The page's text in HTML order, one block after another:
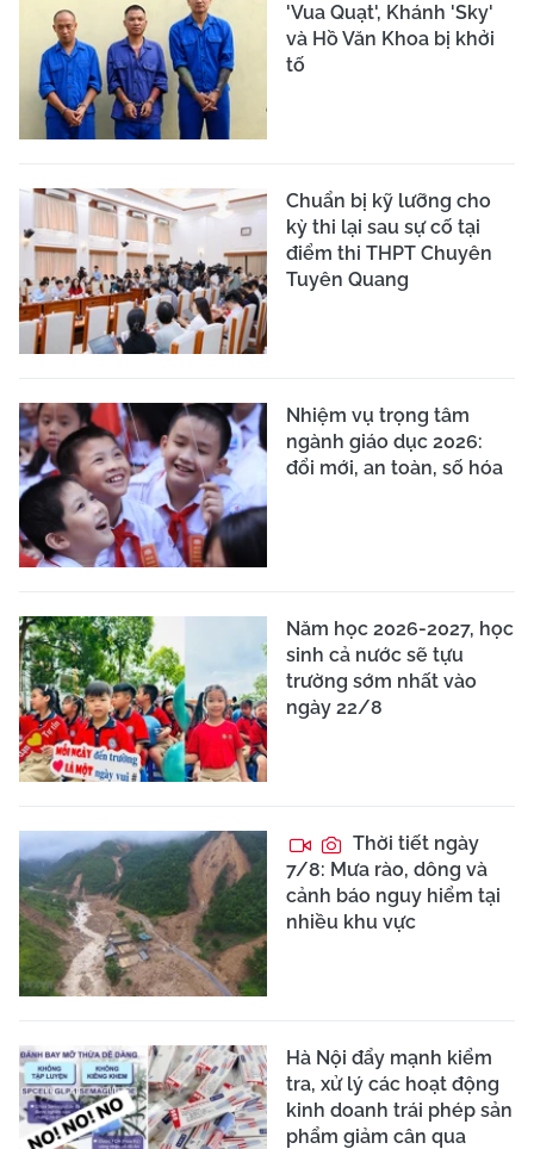
'Vua Quạt', Khánh 'Sky'
và Hồ Văn Khoa bị khởi
tố
Chuẩn bị kỹ lưỡng cho
kỳ thi lại sau sự cố tại
điểm thi THPT Chuyên
Tuyên Quang
Nhiệm vụ trọng tâm
ngành giáo dục 2026:
đổi mới, an toàn, số hóa
Năm học 2026-2027, học
sinh cả nước sẽ tựu
trường sớm nhất vào
ngày 22/8
Thời tiết ngày
7/8: Mưa rào, dông và
cảnh báo nguy hiểm tại
nhiều khu vực
Hà Nội đẩy mạnh kiểm
tra, xử lý các hoạt động
kinh doanh trái phép sản
phẩm giảm cân qua